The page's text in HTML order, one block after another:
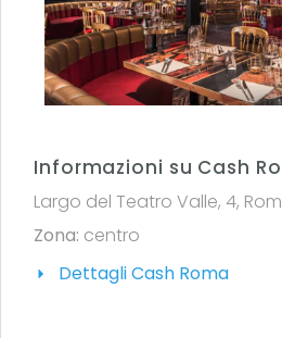
Informazioni su Cash
Largo del Teatro Valle, 4,
Zona: centro
Dettagli Cash Roma